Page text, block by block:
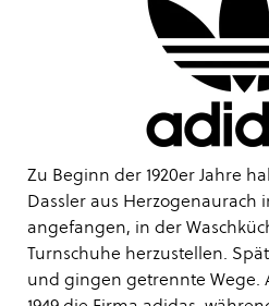
Zu Beginn der 1920er Jahre
Dassler aus Herzogenaurach
angefangen, in der
Turnschuhe herzustellen.
und gingen getrennte Wege.